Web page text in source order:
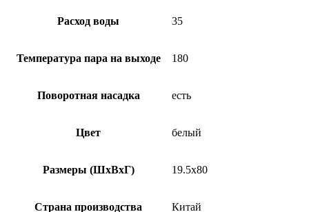
Расход воды 35
Температура пара на выходе 180
Поворотная насадка есть
Цвет белый
Размеры (ШхВхГ) 19.5х80
Страна производства Китай